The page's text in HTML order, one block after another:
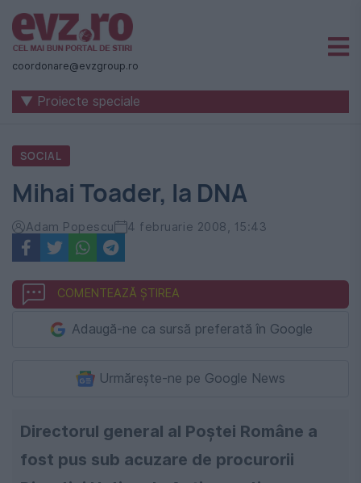
Știri
naționale
internaționale
România
-
Evenimentul
Zilei
coordonare@evzgroup.ro
▼ Proiecte speciale
SOCIAL
Mihai Toader, la DNA
Adam Popescu 4 februarie 2008, 15:43
COMENTEAZĂ ȘTIREA
Adaugă-ne ca sursă preferată în Google
Urmărește-ne pe Google News
Directorul general al Poştei Române a
fost pus sub acuzare de procurorii